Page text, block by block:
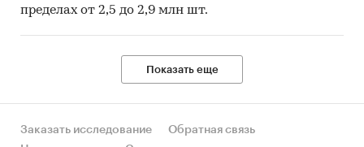
пределах от 2,5 до 2,9 млн шт.
Показать еще
Заказать исследование
Обратная связь